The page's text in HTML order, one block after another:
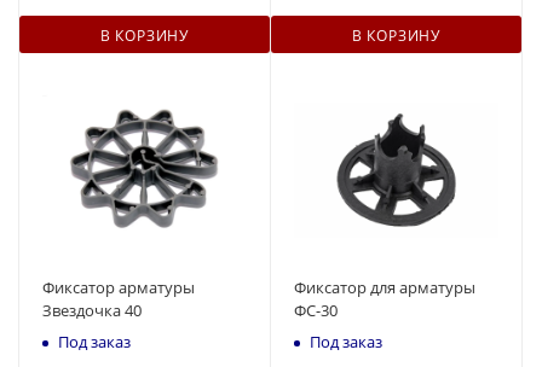
В КОРЗИНУ В КОРЗИНУ
Фиксатор арматуры
Звездочка 40
Под заказ
Фиксатор для арматуры
ФС-30
Под заказ